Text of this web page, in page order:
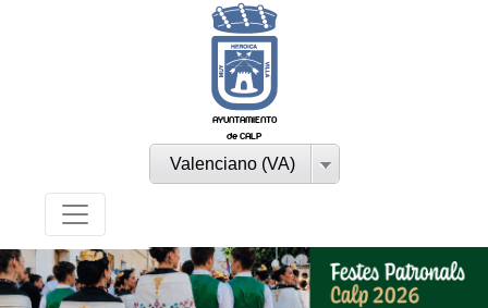
AYUNTAMIENTO
de CALP
Valenciano (VA)